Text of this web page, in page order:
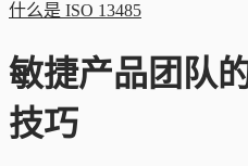
什么是 ISO 13485
敏捷产品团队
技巧